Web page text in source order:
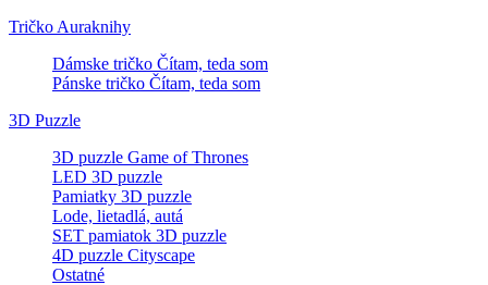
Tričko Auraknihy
Dámske tričko Čítam, teda som
Pánske tričko Čítam, teda som
3D Puzzle
3D puzzle Game of Thrones
LED 3D puzzle
Pamiatky 3D puzzle
Lode, lietadlá, autá
SET pamiatok 3D puzzle
4D puzzle Cityscape
Ostatné